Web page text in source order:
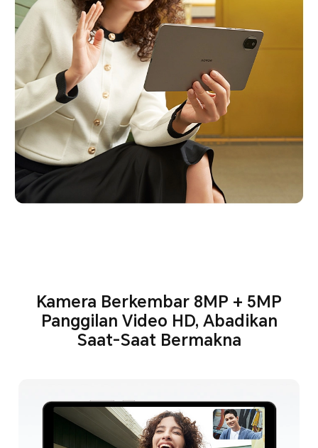
Kamera Berkembar 8MP + 5MP
Panggilan Video HD, Abadikan
Saat-Saat Bermakna